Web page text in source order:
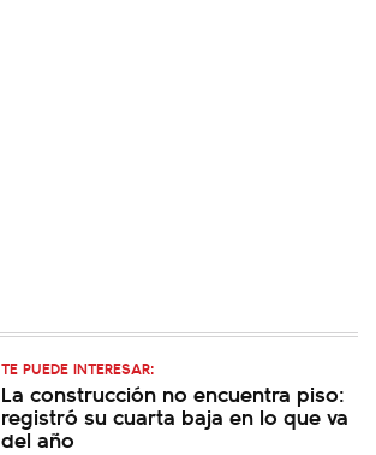
TE PUEDE INTERESAR:
La construcción no encuentra piso:
registró su cuarta baja en lo que va
del año